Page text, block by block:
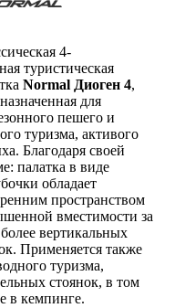
4-
туристическая
Normal Диоген 4,
для
пешего и
туризма, активого
Благодаря своей
палатка в виде
обладает
пространством
вместимости за
вертикальных
Применяется также
туризма,
стоянок, в том
в кемпинге.